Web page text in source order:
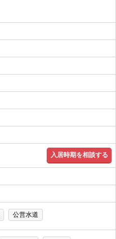
入居時期を相談する
公営水道